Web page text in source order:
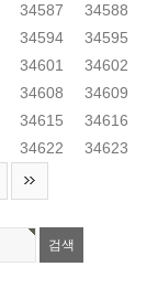
34587
34588
34594
34595
34601
34602
34608
34609
34615
34616
34622
34623